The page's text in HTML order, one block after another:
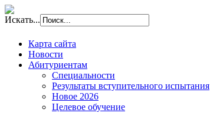
Искать...
Карта сайта
Новости
Абитуриентам
Специальности
Результаты вступительного испытания
Новое 2026
Целевое обучение